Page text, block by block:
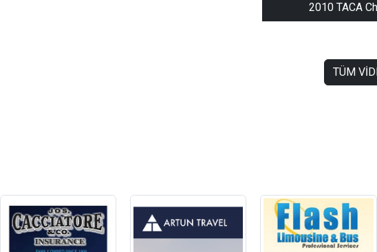
2010 TACA
TÜM